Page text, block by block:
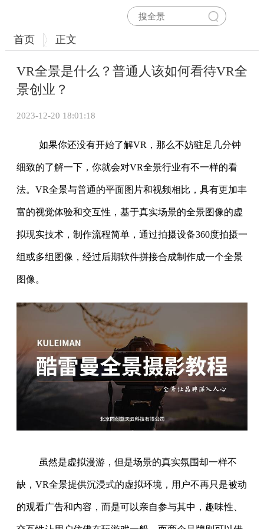
首页 正文
VR全景是什么？普通人该如何看待VR全
景创业？
2023-12-20 18:01:18
如果你还没有开始了解VR，那么不妨驻足几分钟
细致的了解一下，你就会对VR全景行业有不一样的看
法。VR全景与普通的平面图片和视频相比，具有更加丰
富的视觉体验和交互性，基于真实场景的全景图像的虚
拟现实技术，制作流程简单，通过拍摄设备360度拍摄一
组或多组图像，经过后期软件拼接合成制作成一个全景
图像。
虽然是虚拟漫游，但是场景的真实氛围却一样不
缺，VR全景提供沉浸式的虚拟环境，用户不再只是被动
的观看广告和内容，而是可以亲自参与其中，趣味性、